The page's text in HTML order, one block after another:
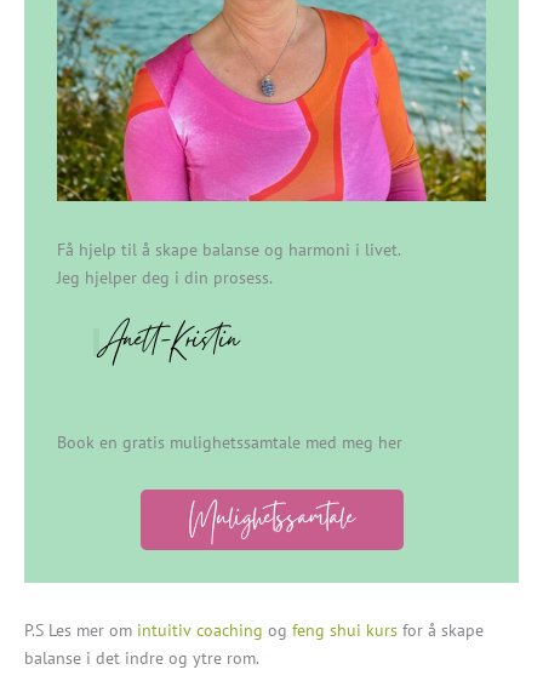
Få hjelp til å skape balanse og harmoni i livet.
Jeg hjelper deg i din prosess.
Anett-Kristin
Book en gratis mulighetssamtale med meg her
Mulighetssamtale
P.S Les mer om intuitiv coaching og feng shui kurs for å skape
balanse i det indre og ytre rom.